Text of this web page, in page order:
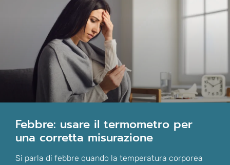
febbre: usare il termometro per
una corretta misurazione
Si parla di febbre quando la temperatura corporea